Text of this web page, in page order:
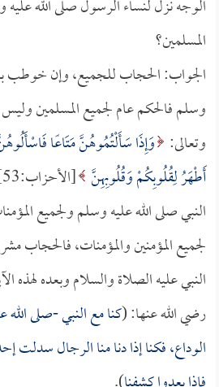
الوجه نزل لنساء الرسول صلى الله
المسلمين؟
الجواب: الحجاب للجميع، وإن خوطب به
وسلم فالحكم عام لجميع المسلمين
وتعالى: وَإِذَا سَأَلْتُمُوهُنَّ مَتَاعًا
أَطْهَرُ لِقُلُوبِكُمْ وَقُلُوبِهِنَّ
النبي صلى الله عليه وسلم ولجميع
لجميع المؤمنين والمؤمنات، فالحجاب
النبي عليه الصلاة والسلام وبعده لهذه
رضي الله عنها: (كنا مع النبي -صلى
الوداع، فكنا إذا دنا منا الرجال سدلت